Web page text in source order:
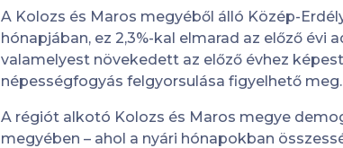
A Kolozs és Maros megyéből álló Közép-
hónapjában, ez 2,3%-kal elmarad az előző évi
valamelyest növekedett az előző évhez
népességfogyás felgyorsulása figyelhető meg.
A régiót alkotó Kolozs és Maros megye
megyében – ahol a nyári hónapokban